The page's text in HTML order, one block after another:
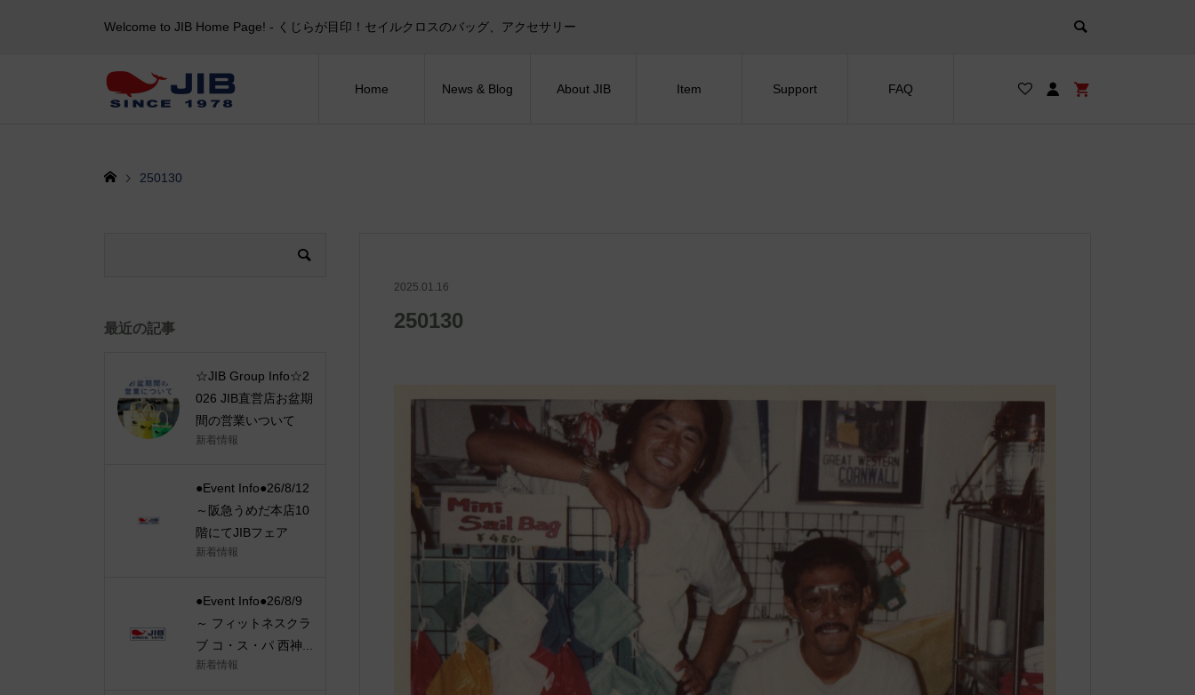
Welcome to JIB Home Page! ‐ くじらが目印！セイルクロスのバッグ、アクセサリー
Home News & Blog About JIB Item Support FAQ
250130
2025.01.16
250130
最近の記事
☆JIB Group Info☆2
026 JIB直営店お盆期
間の営業いついて
新着情報
●Event Info●26/8/12
～阪急うめだ本店10
階にてJIBフェア
新着情報
●Event Info●26/8/9
～ フィットネスクラ
ブ コ・ス・パ 西神...
新着情報